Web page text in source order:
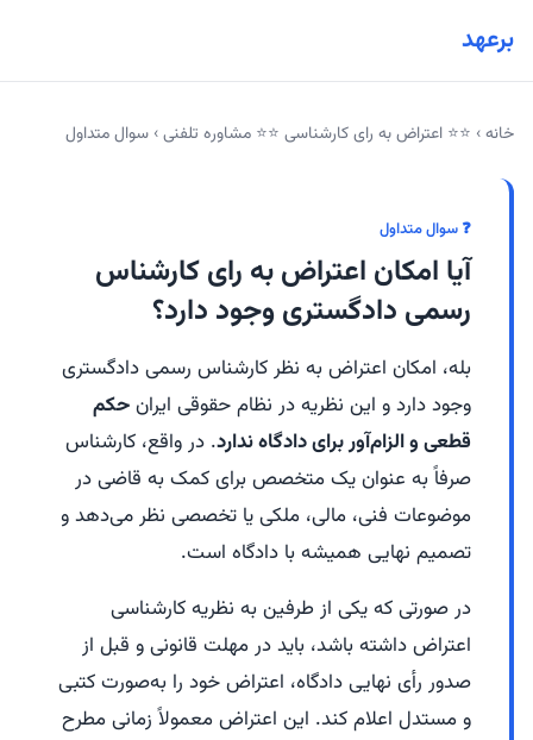
برعهد
خانه› ⭐⭐ اعتراض به رای کارشناسی ⭐⭐ مشاوره تلفنی› سوال متداول
❓ سوال متداول
آیا امکان اعتراض به رای کارشناس
رسمی دادگستری وجود دارد؟
بله، امکان اعتراض به نظر کارشناس رسمی دادگستری
وجود دارد و این نظریه در نظام حقوقی ایرانحکم
قطعی و الزام‌آور برای دادگاه ندارد. در واقع، کارشناس
صرفاً به عنوان یک متخصص برای کمک به قاضی در
موضوعات فنی، مالی، ملکی یا تخصصی نظر می‌دهد و
تصمیم نهایی همیشه با دادگاه است.
در صورتی که یکی از طرفین به نظریه کارشناسی
اعتراض داشته باشد، باید در مهلت قانونی و قبل از
صدور رأی نهایی دادگاه، اعتراض خود را به‌صورت کتبی
و مستدل اعلام کند. این اعتراض معمولاً زمانی مطرح